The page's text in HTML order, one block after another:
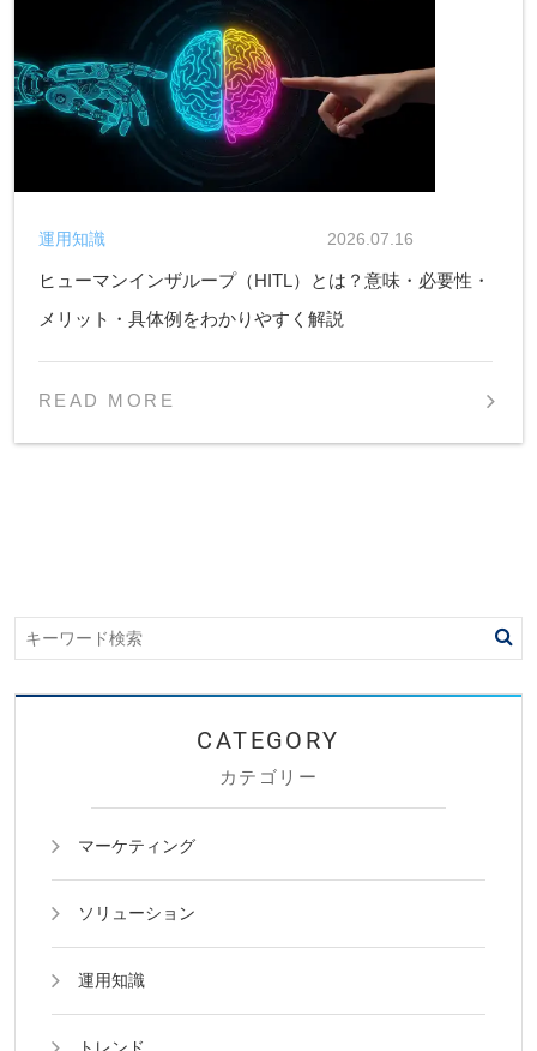
ヒューマンインザループ（HITL）とは？意味・必要性・
メリット・具体例をわかりやすく解説
2026.07.16
運用知識
READ MORE
カテゴリー
マーケティング
ソリューション
運用知識